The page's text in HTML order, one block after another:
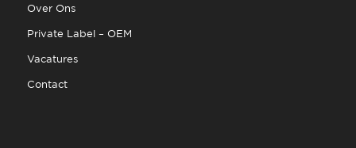
Over Ons
Private Label – OEM
Vacatures
Contact